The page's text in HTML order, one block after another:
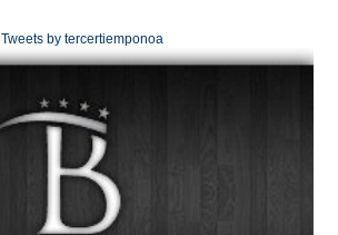
Tweets by tercertiemponoa